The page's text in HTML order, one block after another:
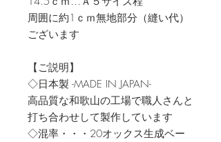
周囲に約1ｃｍ無地部分（縫い代）
ございます
【ご説明】
◇日本製 -MADE IN JAPAN-
高品質な和歌山の工場で職人さんと
打ち合わせして製作しています
◇混率・・・20オックス生成ベー